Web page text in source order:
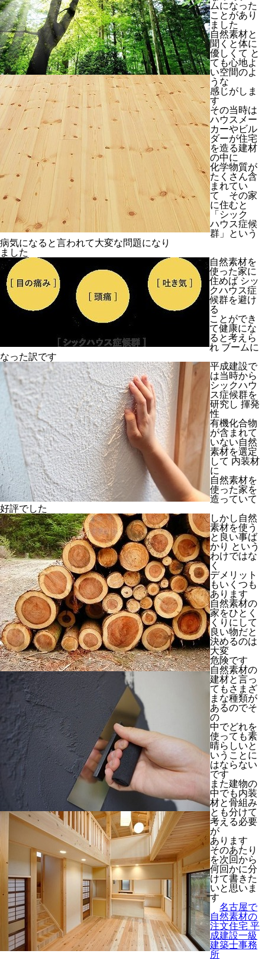
ムになった
ことがあり
ました
自然素材と
聞くと体に
優しくて と
ても心地よ
い空間のよ
うな
感じがしま
す
その当時は
ハウスメー
カーやビル
ダーが住宅
を造る建材
の中に
化学物質が
たくさん含
まれてい
て その家
に住むと
「シック
ハウス症候
群」という
病気になると言われて大変な問題になり
ました
自然素材を
使った家に
住めば シッ
クハウス症
候群を避け
る
ことができ
て健康にな
ると考えら
れ ブームに
なった訳です
平成建設で
は当時から
シックハウ
ス症候群を
研究し 揮発
性
有機化合物
が含まれて
いない自然
素材を選定
して 内装材
に
自然素材を
使った家を
造っていて
好評でした
しかし自然
素材を使う
と良い事ば
かり という
わけではな
く
デメリット
もいくつも
あります
自然素材の
家をひとく
くりにして
良い物だと
決めるのは
大変
危険です
自然素材の
建材と言っ
てもさまざ
まな種類が
あるのでそ
の
中でどれを
使っても素
晴らしいと
いうことに
はならない
です
また建物の
中でも内装
材と骨組み
とも分けて
考える必要
が
あります
そのあたり
を次回から
何回かに分
けて書きた
いと思いま
す
名古屋で
自然素材の
注文住宅 平
成建設一級
建築士事務
所